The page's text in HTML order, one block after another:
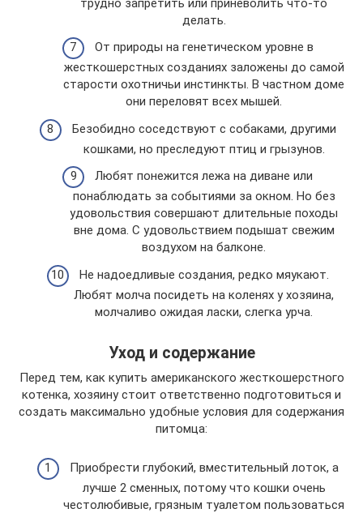
делать.
От природы на генетическом уровне в
жесткошерстных созданиях заложены до самой
старости охотничьи инстинкты. В частном доме
они переловят всех мышей.
Безобидно соседствуют с собаками, другими
кошками, но преследуют птиц и грызунов.
Любят понежится лежа на диване или
понаблюдать за событиями за окном. Но без
удовольствия совершают длительные походы
вне дома. С удовольствием подышат свежим
воздухом на балконе.
Не надоедливые создания, редко мяукают.
Любят молча посидеть на коленях у хозяина,
молчаливо ожидая ласки, слегка урча.
Уход и содержание
Перед тем, как купить американского жесткошерстного
котенка, хозяину стоит ответственно подготовиться и
создать максимально удобные условия для содержания
питомца:
Приобрести глубокий, вместительный лоток, а
лучше 2 сменных, потому что кошки очень
честолюбивые, грязным туалетом пользоваться